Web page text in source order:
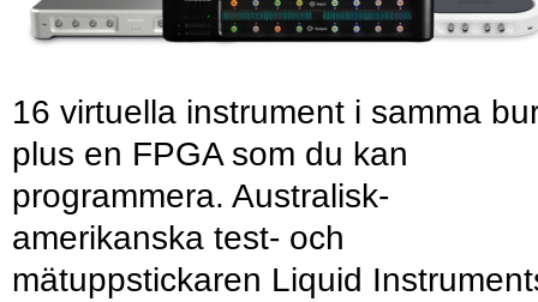
16 virtuella instrument i samma
plus en FPGA som du kan
programmera. Australisk-
amerikanska test- och
mätuppstickaren Liquid